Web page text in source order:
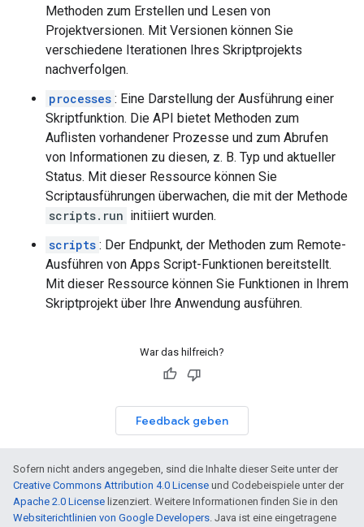
Methoden zum Erstellen und Lesen von
Projektversionen. Mit Versionen können Sie
verschiedene Iterationen Ihres Skriptprojekts
nachverfolgen.
processes : Eine Darstellung der Ausführung einer
Skriptfunktion. Die API bietet Methoden zum
Auflisten vorhandener Prozesse und zum Abrufen
von Informationen zu diesen, z. B. Typ und aktueller
Status. Mit dieser Ressource können Sie
Scriptausführungen überwachen, die mit der Methode
scripts.run initiiert wurden.
scripts : Der Endpunkt, der Methoden zum Remote-
Ausführen von Apps Script-Funktionen bereitstellt.
Mit dieser Ressource können Sie Funktionen in Ihrem
Skriptprojekt über Ihre Anwendung ausführen.
War das hilfreich?
Feedback geben
Sofern nicht anders angegeben, sind die Inhalte dieser Seite unter der
Creative Commons Attribution 4.0 License und Codebeispiele unter der
Apache 2.0 License lizenziert. Weitere Informationen finden Sie in den
Websiterichtlinien von Google Developers. Java ist eine eingetragene